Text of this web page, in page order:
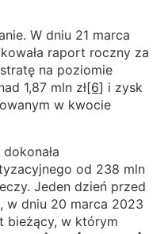
W dniu 21 marca
raport roczny za
na poziomie
1,87 mln zł[6] i zysk
w kwocie
od 238 mln
Jeden dzień przed
w dniu 20 marca 2023
bieżący, w którym